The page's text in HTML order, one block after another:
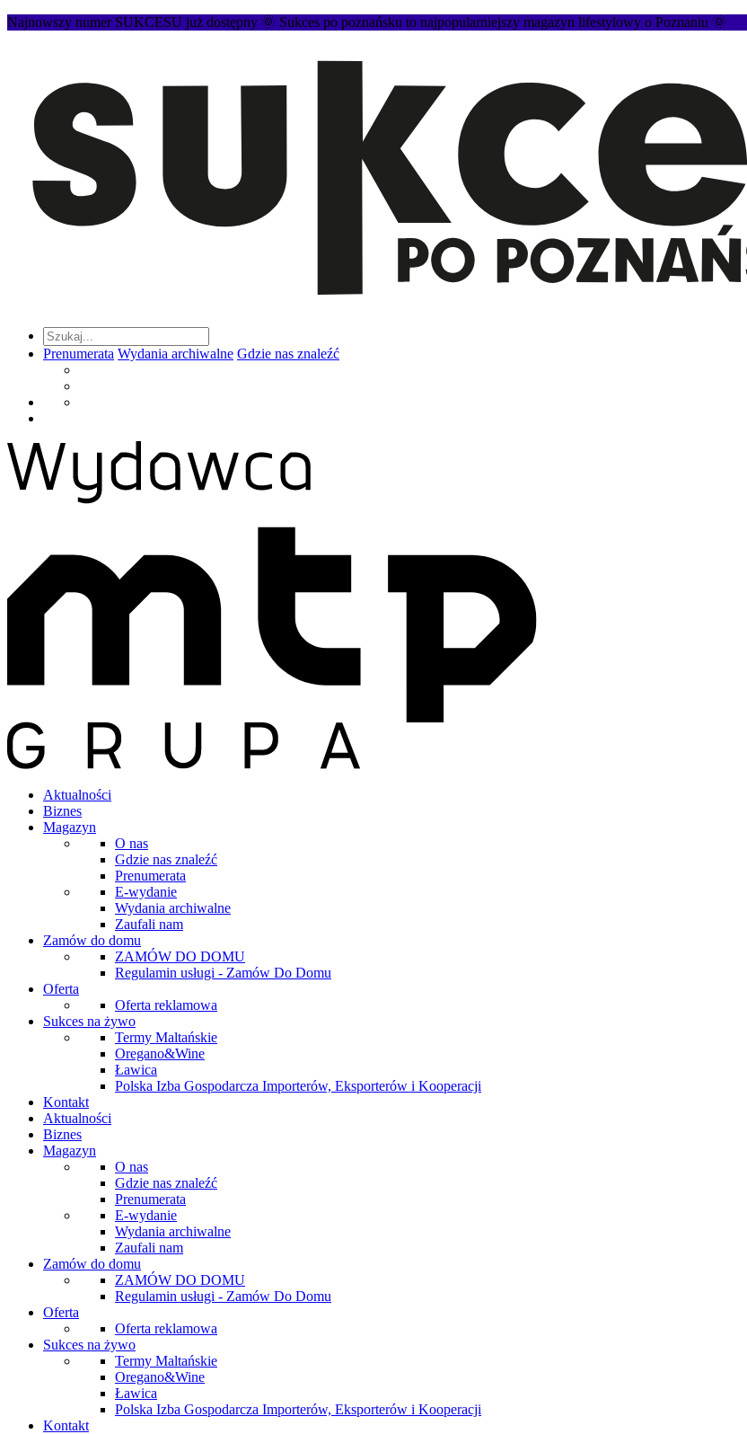
Najnowszy numer SUKCESU już dostępny 🌞 Sukces po poznańsku to najpopularniejszy magazyn lifestylowy o Poznaniu 🌞
Prenumerata Wydania archiwalne Gdzie nas znaleźć
Aktualności
Biznes
Magazyn
O nas
Gdzie nas znaleźć
Prenumerata
E-wydanie
Wydania archiwalne
Zaufali nam
Zamów do domu
ZAMÓW DO DOMU
Regulamin usługi - Zamów Do Domu
Oferta
Oferta reklamowa
Sukces na żywo
Termy Maltańskie
Oregano&Wine
Ławica
Polska Izba Gospodarcza Importerów, Eksporterów i Kooperacji
Kontakt
Aktualności
Biznes
Magazyn
O nas
Gdzie nas znaleźć
Prenumerata
E-wydanie
Wydania archiwalne
Zaufali nam
Zamów do domu
ZAMÓW DO DOMU
Regulamin usługi - Zamów Do Domu
Oferta
Oferta reklamowa
Sukces na żywo
Termy Maltańskie
Oregano&Wine
Ławica
Polska Izba Gospodarcza Importerów, Eksporterów i Kooperacji
Kontakt